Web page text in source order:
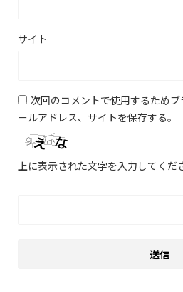
サイト
次回のコメントで使用するため
ールアドレス、サイトを保存する。
上に表示された文字を入力してくだ